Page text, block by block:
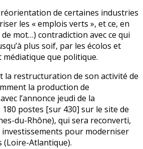
réorientation de certaines industries
les « emplois verts », et ce, en
mot…) contradiction avec ce qui
plus soif, par les écolos et
que politique.
la restructuration de son activité de
la production de
l’annonce jeudi de la
postes [sur 430] sur le site de
du-Rhône), qui sera reconverti,
investissements pour moderniser
(Loire-Atlantique).